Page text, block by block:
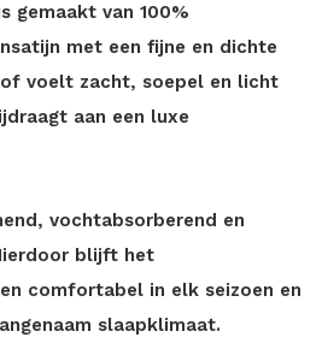
gemaakt van 100%
met een fijne en dichte
voelt zacht, soepel en licht
aan een luxe
vochtabsorberend en
blijft het
comfortabel in elk seizoen en
slaapklimaat.